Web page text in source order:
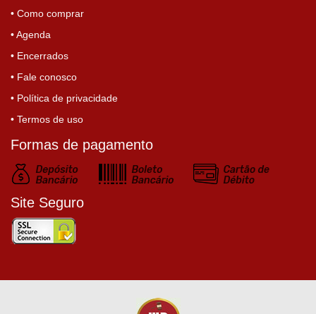
• Como comprar
• Agenda
• Encerrados
• Fale conosco
• Política de privacidade
• Termos de uso
Formas de pagamento
Site Seguro